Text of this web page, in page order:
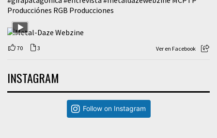
Producciónes RGB Producciones
70 3 Ver en Facebook
INSTAGRAM
Follow on Instagram